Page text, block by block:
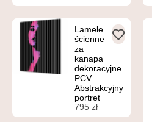
Lamele
ścienne
za
kanapa
dekoracyjne
PCV
Abstrakcyjny
portret
795 zł